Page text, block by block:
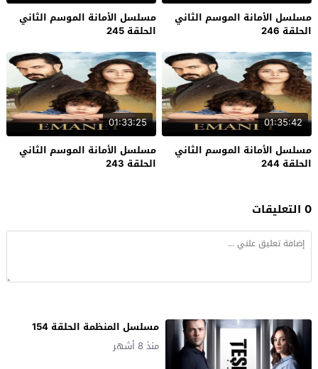
مسلسل الأمانة الموسم الثاني
الحلقة 246
مسلسل الأمانة الموسم الثاني
الحلقة 245
01:35:42
مسلسل الأمانة الموسم الثاني
الحلقة 244
01:33:25
مسلسل الأمانة الموسم الثاني
الحلقة 243
0 التعليقات
مسلسل المنظمة الحلقة 154
منذ 8 أشهر